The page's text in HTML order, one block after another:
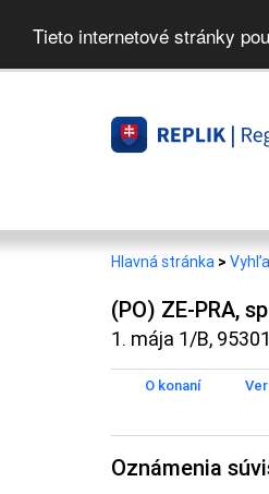
Tieto internetové stránky
Hlavná stránka >
(PO) ZE-PRA,
1. mája 1/B,
O konaní
Oznámenia